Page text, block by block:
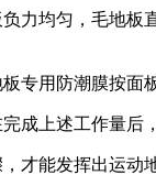
均匀，毛地板直
用防潮膜按面
上述工作量后，
能发挥出运动地